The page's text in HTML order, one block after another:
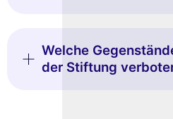
Welche
der Stiftung